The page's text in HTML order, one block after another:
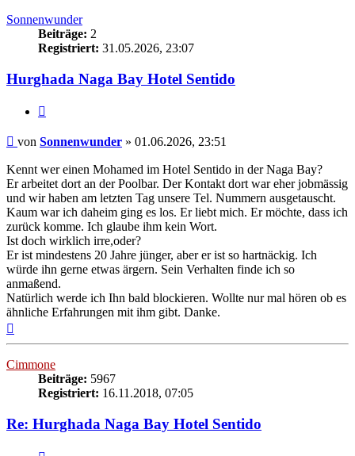
Sonnenwunder
Beiträge: 2
Registriert: 31.05.2026, 23:07
Hurghada Naga Bay Hotel Sentido
Beitrag
von Sonnenwunder » 01.06.2026, 23:51
Kennt wer einen Mohamed im Hotel Sentido in der Naga Bay?
Er arbeitet dort an der Poolbar. Der Kontakt dort war eher jobmässig
und wir haben am letzten Tag unsere Tel. Nummern ausgetauscht.
Kaum war ich daheim ging es los. Er liebt mich. Er möchte, dass ich
zurück komme. Ich glaube ihm kein Wort.
Ist doch wirklich irre,oder?
Er ist mindestens 20 Jahre jünger, aber er ist so hartnäckig. Ich
würde ihn gerne etwas ärgern. Sein Verhalten finde ich so
anmaßend.
Natürlich werde ich Ihn bald blockieren. Wollte nur mal hören ob es
ähnliche Erfahrungen mit ihm gibt. Danke.
Cimmone
Beiträge: 5967
Registriert: 16.11.2018, 07:05
Re: Hurghada Naga Bay Hotel Sentido